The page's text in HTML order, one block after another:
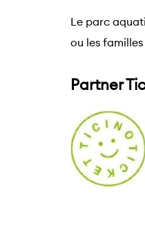
Le parc
ou les
Partner